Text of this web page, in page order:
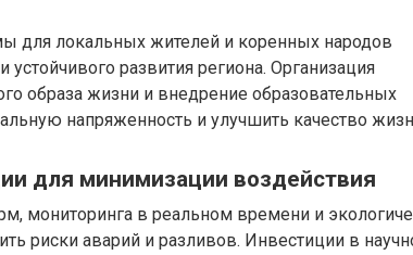
для локальных жителей и коренных народов
устойчивого развития региона. Организация
образа жизни и внедрение образовательных
напряженность и улучшить качество
для минимизации воздействия
мониторинга в реальном времени и
риски аварий и разливов. Инвестиции в